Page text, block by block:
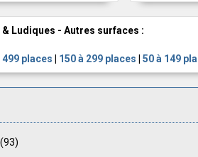
Ludiques - Autres surfaces :
499 places 150 à 299 places 50 à 149